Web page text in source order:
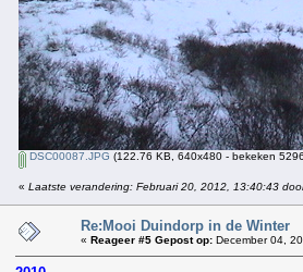
DSC00087.JPG (122.76 KB, 640x480 - bekeken
« Laatste verandering: Februari 20, 2012, 13:40:43
Re:Mooi Duindorp in de Winter
« Reageer #5 Gepost op: December 04,